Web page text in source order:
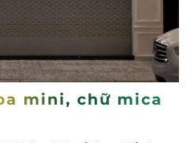
mini, chữ mica